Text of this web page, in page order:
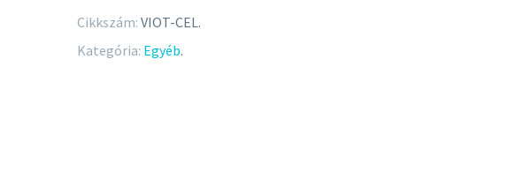
Cikkszám: VIOT-CEL.
Kategória: Egyéb.